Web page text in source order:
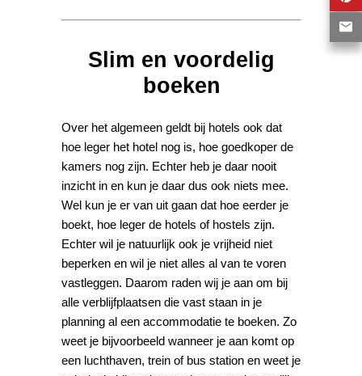
Slim en voordelig
boeken
Over het algemeen geldt bij hotels ook dat
hoe leger het hotel nog is, hoe goedkoper de
kamers nog zijn. Echter heb je daar nooit
inzicht in en kun je daar dus ook niets mee.
Wel kun je er van uit gaan dat hoe eerder je
boekt, hoe leger de hotels of hostels zijn.
Echter wil je natuurlijk ook je vrijheid niet
beperken en wil je niet alles al van te voren
vastleggen. Daarom raden wij je aan om bij
alle verblijfplaatsen die vast staan in je
planning al een accommodatie te boeken. Zo
weet je bijvoorbeeld wanneer je aan komt op
een luchthaven, trein of bus station en weet je